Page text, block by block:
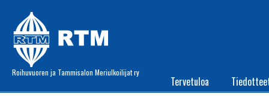
Roihuvuoren ja Tammisalon Meriulkoilijat ry
Tervetuloa